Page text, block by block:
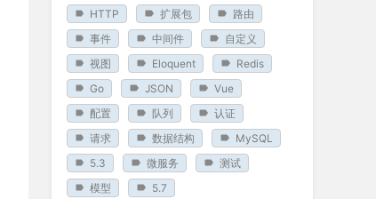
HTTP
扩展包
路由
事件
中间件
自定义
视图
Eloquent
Redis
Go
JSON
Vue
配置
队列
认证
请求
数据结构
MySQL
5.3
微服务
测试
模型
5.7